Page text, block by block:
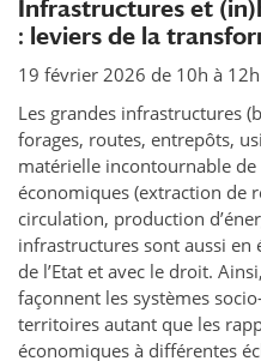
Infrastructures et
: leviers de la
19 février 2026 de 10h à
Les grandes infrastructures
forages, routes, entrepôts,
matérielle incontournable
économiques (extraction de
circulation, production
infrastructures sont aussi
de l’Etat et avec le droit.
façonnent les systèmes
territoires autant que les
économiques à différentes